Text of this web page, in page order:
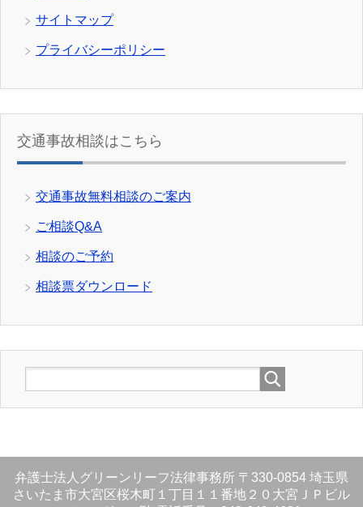
サイトマップ
プライバシーポリシー
交通事故相談はこちら
交通事故無料相談のご案内
ご相談Q&A
相談のご予約
相談票ダウンロード
弁護士法人グリーンリーフ法律事務所 〒330-0854 埼玉県
さいたま市大宮区桜木町１丁目１１番地２０大宮ＪＰビル